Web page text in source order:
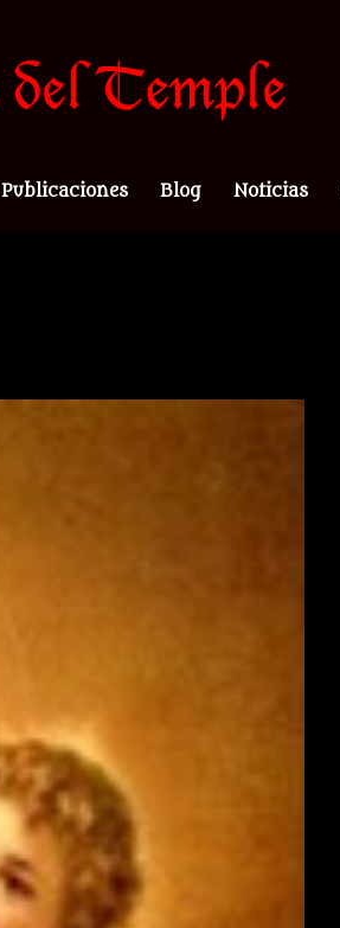
Publicaciones Blog Noticias